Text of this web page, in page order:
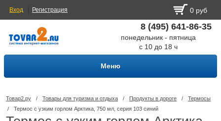
Вход Регистрация 0 руб
8 (495) 641-86-35
понедельник - пятница
с 10 до 18 ч
Меню
Товар2.ру / Товары для туризма и отдыха / Продукты в дороге /
Термосы
/
Термос с узким горлом Арктика, 750 мл, серия 103 синий